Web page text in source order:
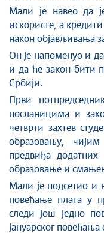
Мали је навео да
искористе, а
након објављивања
Он је напоменуо и
и да ће закон бити
Србији.
Први
посланицима и
четврти захтев
образовању,
предвиђа
образовање и
Мали је подсетио и
повећање плата у
следи још једно
јануарског повећања